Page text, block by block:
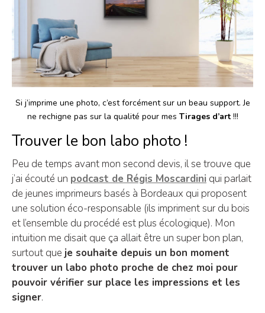
Si j’imprime une photo, c’est forcément sur un beau support. Je
ne rechigne pas sur la qualité pour mes Tirages d’art!!!
Trouver le bon labo photo !
Peu de temps avant mon second devis, il se trouve que
j’ai écouté un podcast de Régis Moscardini qui parlait
de jeunes imprimeurs basés à Bordeaux qui proposent
une solution éco-responsable (ils impriment sur du bois
et l’ensemble du procédé est plus écologique). Mon
intuition me disait que ça allait être un super bon plan,
surtout que je souhaite depuis un bon moment
trouver un labo photo proche de chez moi pour
pouvoir vérifier sur place les impressions et les
signer.